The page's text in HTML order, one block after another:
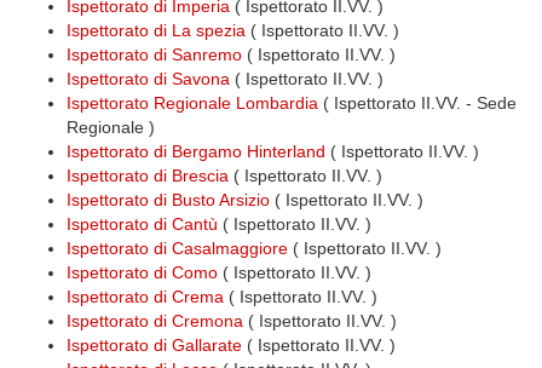
Ispettorato di Imperia ( Ispettorato II.VV. )
Ispettorato di La spezia ( Ispettorato II.VV. )
Ispettorato di Sanremo ( Ispettorato II.VV. )
Ispettorato di Savona ( Ispettorato II.VV. )
Ispettorato Regionale Lombardia ( Ispettorato II.VV. - Sede
Regionale )
Ispettorato di Bergamo Hinterland ( Ispettorato II.VV. )
Ispettorato di Brescia ( Ispettorato II.VV. )
Ispettorato di Busto Arsizio ( Ispettorato II.VV. )
Ispettorato di Cantù ( Ispettorato II.VV. )
Ispettorato di Casalmaggiore ( Ispettorato II.VV. )
Ispettorato di Como ( Ispettorato II.VV. )
Ispettorato di Crema ( Ispettorato II.VV. )
Ispettorato di Cremona ( Ispettorato II.VV. )
Ispettorato di Gallarate ( Ispettorato II.VV. )